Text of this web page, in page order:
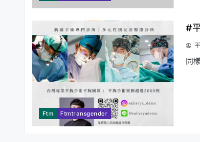
Ftm Ftmtransgender
#
同